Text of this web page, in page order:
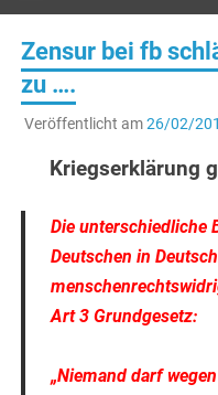
Zensur bei fb
zu ….
Veröffentlicht am26/02/
Kriegserklärung
Die unterschiedliche
Deutschen in
Art 3 Grundgesetz:
„Niemand darf